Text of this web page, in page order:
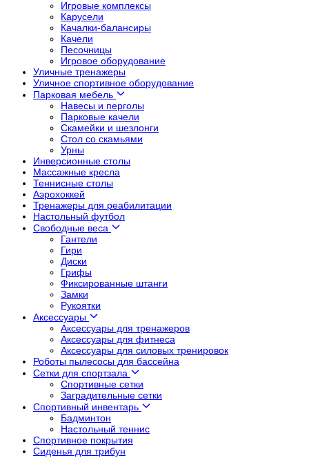
Игровые комплексы
Карусели
Качалки-балансиры
Качели
Песочницы
Игровое оборудование
Уличные тренажеры
Уличное спортивное оборудование
Парковая мебель
Навесы и перголы
Парковые качели
Скамейки и шезлонги
Стол со скамьями
Урны
Инверсионные столы
Массажные кресла
Теннисные столы
Аэрохоккей
Тренажеры для реабилитации
Настольный футбол
Свободные веса
Гантели
Гири
Диски
Грифы
Фиксированные штанги
Замки
Рукоятки
Аксессуары
Аксессуары для тренажеров
Аксессуары для фитнеса
Аксессуары для силовых тренировок
Роботы пылесосы для бассейна
Сетки для спортзала
Спортивные сетки
Заградительные сетки
Спортивный инвентарь
Бадминтон
Настольный теннис
Спортивное покрытия
Сиденья для трибун